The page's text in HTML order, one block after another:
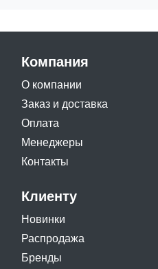
Компания
О компании
Заказ и доставка
Оплата
Менеджеры
Контакты
Клиенту
Новинки
Распродажа
Бренды